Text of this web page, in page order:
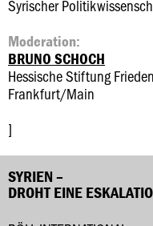
Syrischer
Moderation:
BRUNO SCHOCH
Hessische Stiftung
Frankfurt/Main
]
SYRIEN –
DROHT EINE